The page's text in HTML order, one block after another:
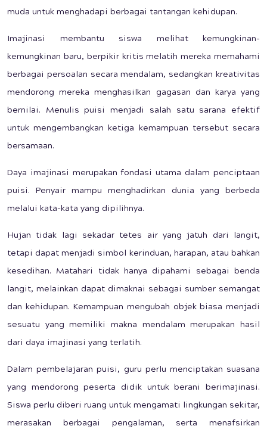
muda untuk menghadapi berbagai tantangan kehidupan.
Imajinasi membantu siswa melihat kemungkinan-
kemungkinan baru, berpikir kritis melatih mereka memahami
berbagai persoalan secara mendalam, sedangkan kreativitas
mendorong mereka menghasilkan gagasan dan karya yang
bernilai. Menulis puisi menjadi salah satu sarana efektif
untuk mengembangkan ketiga kemampuan tersebut secara
bersamaan.
Daya imajinasi merupakan fondasi utama dalam penciptaan
puisi. Penyair mampu menghadirkan dunia yang berbeda
melalui kata-kata yang dipilihnya.
Hujan tidak lagi sekadar tetes air yang jatuh dari langit,
tetapi dapat menjadi simbol kerinduan, harapan, atau bahkan
kesedihan. Matahari tidak hanya dipahami sebagai benda
langit, melainkan dapat dimaknai sebagai sumber semangat
dan kehidupan. Kemampuan mengubah objek biasa menjadi
sesuatu yang memiliki makna mendalam merupakan hasil
dari daya imajinasi yang terlatih.
Dalam pembelajaran puisi, guru perlu menciptakan suasana
yang mendorong peserta didik untuk berani berimajinasi.
Siswa perlu diberi ruang untuk mengamati lingkungan sekitar,
merasakan berbagai pengalaman, serta menafsirkan